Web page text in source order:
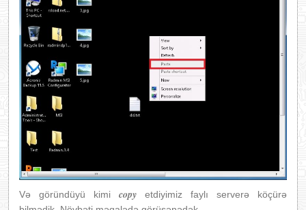
Və göründüyü kimi copy
etdiyimiz faylı serverə köçürə